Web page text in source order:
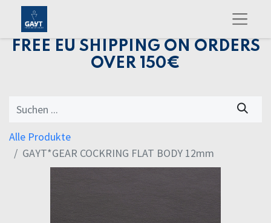
FREE EU SHIPPING ON ORDERS
OVER 150€
Alle Produkte
GAYT*GEAR COCKRING FLAT BODY 12mm